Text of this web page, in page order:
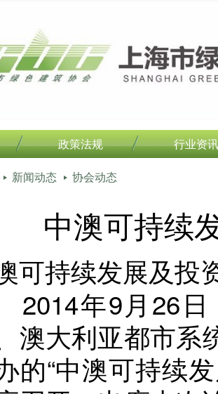
政策法规 行业资
新闻动态 协会动态
中澳可持续
可持续发展及投
年9月26日
澳大利亚都市系
的“中澳可持续